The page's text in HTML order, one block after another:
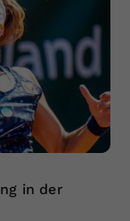
in der